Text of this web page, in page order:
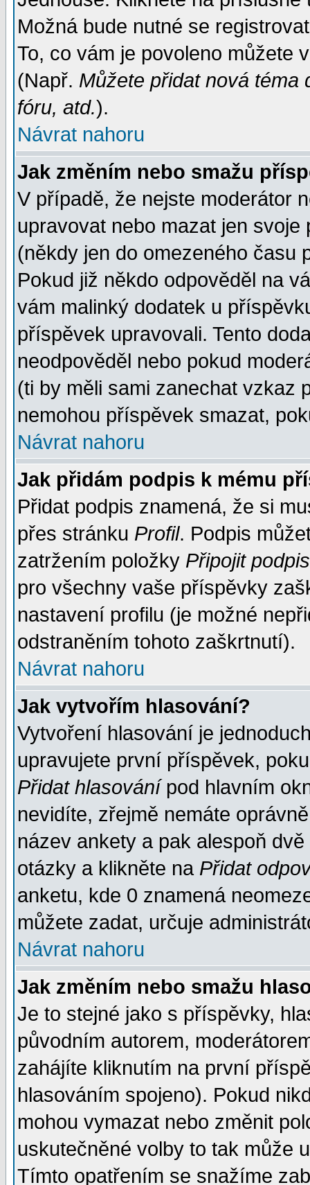
Možná bude nutné se
To, co vám je povoleno můžete
(Např. Můžete přidat nová téma
fóru, atd.).
Návrat nahoru
Jak změním nebo smažu
V případě, že nejste moderátor
upravovat nebo mazat jen
(někdy jen do omezeného
Pokud již někdo odpověděl na
vám malinký dodatek u
příspěvek upravovali. Tento
neodpověděl nebo pokud
(ti by měli sami zanechat vzkaz
nemohou příspěvek smazat,
Návrat nahoru
Jak přidám podpis k mému
Přidat podpis znamená, že si
přes stránku Profil. Podpis
zatržením položky Připojit podpis
pro všechny vaše příspěvky
nastavení profilu (je možné
odstraněním tohoto zaškrtnutí).
Návrat nahoru
Jak vytvořím hlasování?
Vytvoření hlasování je
upravujete první příspěvek,
Přidat hlasovánípod hlavním
nevidíte, zřejmě nemáte
název ankety a pak alespoň
otázky a klikněte na Přidat
anketu, kde 0 znamená
můžete zadat, určuje
Návrat nahoru
Jak změním nebo smažu
Je to stejné jako s příspěvky,
původním autorem,
zahájíte kliknutím na první
hlasováním spojeno). Pokud
mohou vymazat nebo změnit
uskutečněné volby to tak může
Tímto opatřením se snažíme